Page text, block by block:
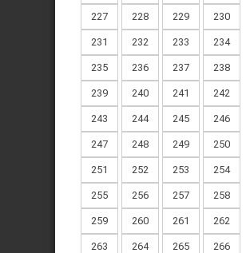
227 228 229 230
231 232 233 234
235 236 237 238
239 240 241 242
243 244 245 246
247 248 249 250
251 252 253 254
255 256 257 258
259 260 261 262
263 264 265 266